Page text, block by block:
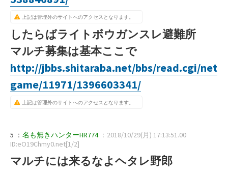
上記は管理外のサイトへのアクセスとなります。
したらばライトボウガンスレ避難所
マルチ募集は基本ここで
http://jbbs.shitaraba.net/bbs/read.cgi/net
game/11971/1396603341/
上記は管理外のサイトへのアクセスとなります。
5 ： 名も無きハンターHR774 ：2018/10/29(月) 17:13:51.00
ID:eO19Chmy0.net[1/2]
マルチには来るなよヘタレ野郎